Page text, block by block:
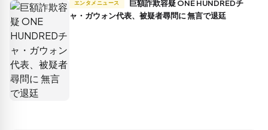
エンタメニュース
ャ・ガウォン代表、被疑者尋問に 無言で退廷